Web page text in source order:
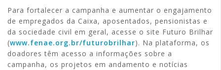
Para fortalecer a campanha e aumentar o engajamento
de empregados da Caixa, aposentados, pensionistas e
da sociedade civil em geral, acesse o site Futuro Brilhar
(www.fenae.org.br/futurobrilhar). Na plataforma, os
doadores têm acesso a informações sobre a
campanha, os projetos em andamento e notícias